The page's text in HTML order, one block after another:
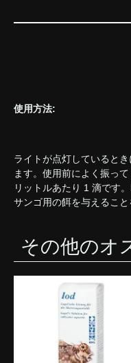
使用方法:
ライトが点灯していると
ます。使用前によく振っ
リットルあたり 1 滴です
サンゴ用の餌を与えること
その他のオ